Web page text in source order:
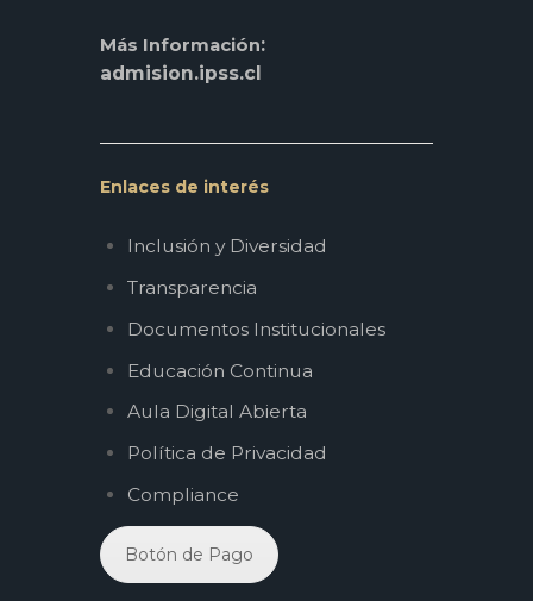
Más Información:
admision.ipss.cl
Enlaces de interés
Inclusión y Diversidad
Transparencia
Documentos Institucionales
Educación Continua
Aula Digital Abierta
Política de Privacidad
Compliance
Botón de Pago